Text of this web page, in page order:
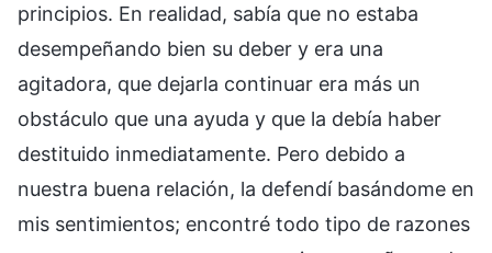
principios. En realidad, sabía que no estaba
desempeñando bien su deber y era una
agitadora, que dejarla continuar era más un
obstáculo que una ayuda y que la debía haber
destituido inmediatamente. Pero debido a
nuestra buena relación, la defendí basándome en
mis sentimientos; encontré todo tipo de razones